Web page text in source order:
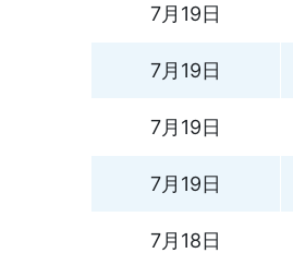
7月19日
7月19日
7月19日
7月19日
7月18日